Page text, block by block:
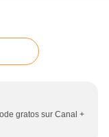
gratos sur Canal +